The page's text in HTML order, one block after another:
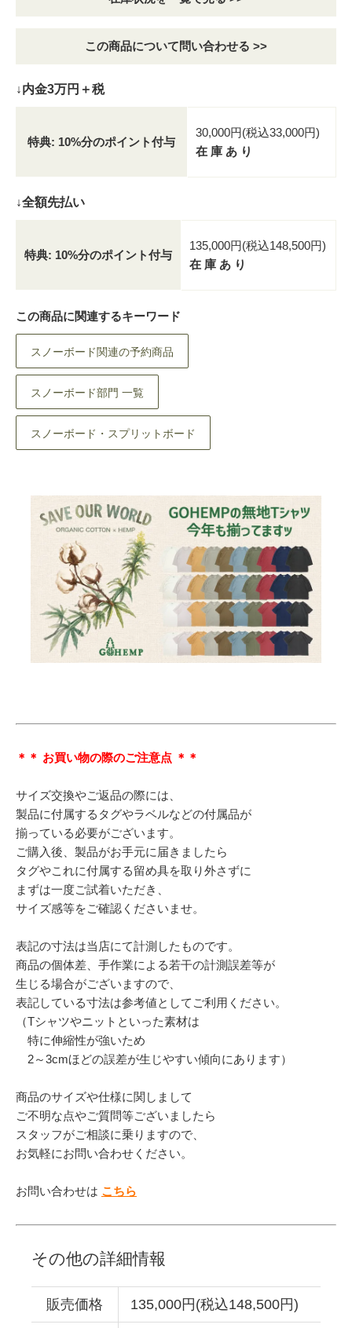
この商品について問い合わせる >>
↓内金3万円＋税
特典: 10%分のポイント付与
30,000円(税込33,000円)
在 庫 あ り
↓全額先払い
特典: 10%分のポイント付与
135,000円(税込148,500円)
在 庫 あ り
この商品に関連するキーワード
スノーボード関連の予約商品
スノーボード部門 一覧
スノーボード・スプリットボード
＊＊ お買い物の際のご注意点 ＊＊
サイズ交換やご返品の際には、
製品に付属するタグやラベルなどの付属品が
揃っている必要がございます。
ご購入後、製品がお手元に届きましたら
タグやこれに付属する留め具を取り外さずに
まずは一度ご試着いただき、
サイズ感等をご確認くださいませ。
表記の寸法は当店にて計測したものです。
商品の個体差、手作業による若干の計測誤差等が
生じる場合がございますので、
表記している寸法は参考値としてご利用ください。
（Tシャツやニットといった素材は
特に伸縮性が強いため
2～3cmほどの誤差が生じやすい傾向にあります）
商品のサイズや仕様に関しまして
ご不明な点やご質問等ございましたら
スタッフがご相談に乗りますので、
お気軽にお問い合わせください。
お問い合わせは こちら
その他の詳細情報
販売価格 135,000円(税込148,500円)